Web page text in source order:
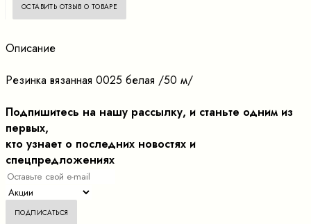
ОСТАВИТЬ ОТЗЫВ О ТОВАРЕ
Описание
Резинка вязанная 0025 белая /50 м/
Подпишитесь на нашу рассылку, и станьте одним из
первых,
кто узнает о последних новостях и
спецпредложениях